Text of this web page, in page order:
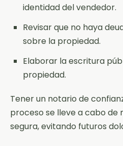
identidad del vendedor.
Revisar que no haya
sobre la propiedad.
Elaborar la escritura
propiedad.
Tener un notario de
proceso se lleve a cabo
segura, evitando futuros